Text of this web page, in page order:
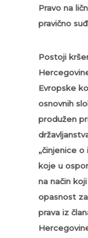
Pravo na
pravično
Postoji
Evropske
osnovnih
produžen
„činjenice o
koje u
na način
opasnost
prava iz